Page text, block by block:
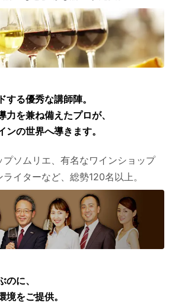
する優秀な講師陣。
力を兼ね備えたプロが、
ンの世界へ導きます。
ソムリエ、有名なワインショップ
イターなど、総勢120名以上。
のに、
境をご提供。